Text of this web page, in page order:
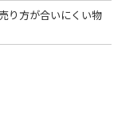
り方が合いにくい物